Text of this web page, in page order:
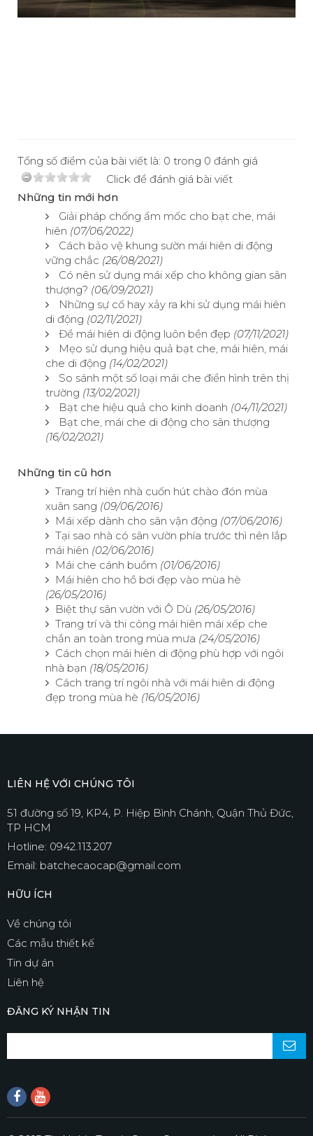
Tổng số điểm của bài viết là: 0 trong 0 đánh giá
Click để đánh giá bài viết
Những tin mới hơn
Giải pháp chống ẩm mốc cho bạt che, mái
hiên (07/06/2022)
Cách bảo vệ khung sườn mái hiên di động
vững chắc (26/08/2021)
Có nên sử dụng mái xếp cho không gian sân
thượng? (06/09/2021)
Những sự cố hay xảy ra khi sử dụng mái hiên
di động (02/11/2021)
Để mái hiên di động luôn bền đẹp (07/11/2021)
Mẹo sử dụng hiệu quả bạt che, mái hiên, mái
che di động (14/02/2021)
So sánh một số loại mái che điển hình trên thị
trường (13/02/2021)
Bạt che hiệu quả cho kinh doanh (04/11/2021)
Bạt che, mái che di động cho sân thượng
(16/02/2021)
Những tin cũ hơn
Trang trí hiên nhà cuốn hút chào đón mùa
xuân sang (09/06/2016)
Mái xếp dành cho sân vận động (07/06/2016)
Tại sao nhà có sân vườn phía trước thì nên lắp
mái hiên (02/06/2016)
Mái che cánh buồm (01/06/2016)
Mái hiên cho hồ bơi đẹp vào mùa hè
(26/05/2016)
Biệt thự sân vườn với Ô Dù (26/05/2016)
Trang trí và thi công mái hiên mái xếp che
chắn an toàn trong mùa mưa (24/05/2016)
Cách chọn mái hiên di động phù hợp với ngôi
nhà bạn (18/05/2016)
Cách trang trí ngôi nhà với mái hiên di động
đẹp trong mùa hè (16/05/2016)
LIÊN HỆ VỚI CHÚNG TÔI
51 đường số 19, KP4, P. Hiệp Bình Chánh, Quận Thủ Đức,
TP HCM
Hotline: 0942.113.207
Email: batchecaocap@gmail.com
HỮU ÍCH
Về chúng tôi
Các mẫu thiết kế
Tin dự án
Liên hệ
ĐĂNG KÝ NHẬN TIN